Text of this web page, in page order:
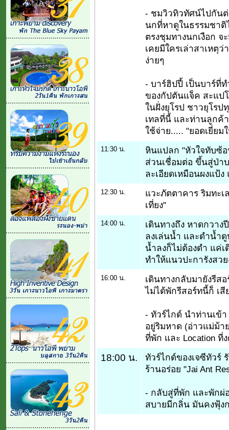
- ชมวิวทิวทัศน์ไปกันต่
นกที่หาดูในธรรมชาติ
ตรงชุมทางนกเงือก จ
เคยมีใครเล่าสาเหตุ
ง่ายๆ
- บาร์ฮิปปี้ เป็นบาร์ที่ท
ของกัปตันแจ็ค สะแป
ในฝั่งยุโรป ชาวยุโร
เทลที่นี้ และท่านลูกค้
ใช้จ่าย..... "ยอดเยี่ยม
11:30 น.
หินแปลก "หัวใจทับซ้
ส่วนเชื่อมต่อ ขึ้นสู่ป่
ละเอียดเหมือนผงแป้
12:30 น.
แวะภัตตาคาร ริมทะเ
เที่ยง"
14:00 น.
เดินทางถึง หาดกวา
ลงเล่นน้ำ และดำน้ำ
น้ำลงก็ไม่ต้องดำ แค่เ
ทำให้แนวปะการังสว
16:00 น.
เดินทางกลับมายังรี
ไม่ได้พักรีสอร์ทนี้ก็ เสี
- ทัวร์ไกด์ นำท่านเข้
อยู่ริมหาด (อ่าวแม่ม้า
ที่พัก และ Location ที่
18:00 น.
ทัวร์ไกด์ของเจซีทัวร์
ร้านอร่อย "Jai Ant
- กลับสู่ที่พัก และพักผ่
สบายมีกลิ่น มันคงฟุ้ง